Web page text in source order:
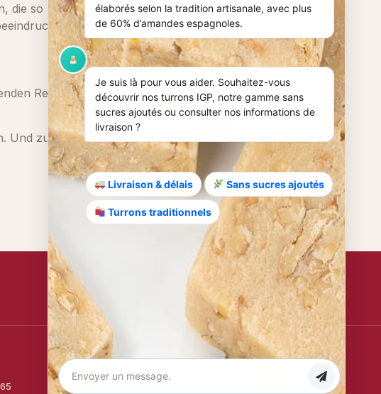
die so raffiniert ist wie Ihr Dessert, lassen Sie sich
wird.
Rezepts. Ihr Talent und ihre Leidenschaft für
Und zum Auftakt, warum probieren Sie nicht
Anmelden
Zertifizierungen
élaborés selon la tradition artisanale, avec plus
de 60% d’amandes espagnoles.
Je suis là pour vous aider. Souhaitez-vous
découvrir nos turrons IGP, notre gamme sans
sucres ajoutés ou consulter nos informations de
livraison ?
Livraison & délais Sans sucres ajoutés
Turrons traditionnels